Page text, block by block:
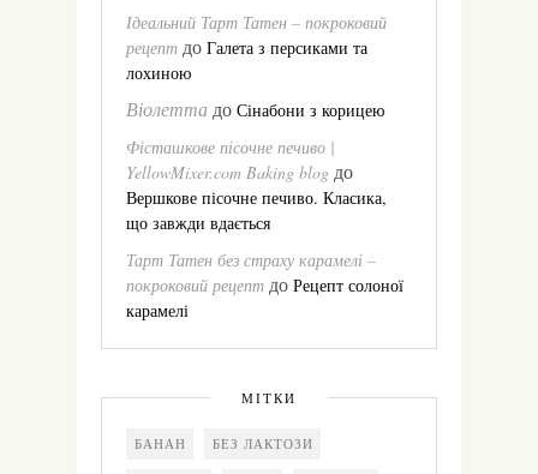
Ідеальний Тарт Татен – покроковий
рецепт до Галета з персиками та
лохиною
Віолеттадо Сінабони з корицею
Фісташкове пісочне печиво |
YellowMixer.com Baking blog до
Вершкове пісочне печиво. Класика,
що завжди вдається
Тарт Татен без страху карамелі –
покроковий рецепт до Рецепт солоної
карамелі
МІТКИ
БАНАН БЕЗ ЛАКТОЗИ